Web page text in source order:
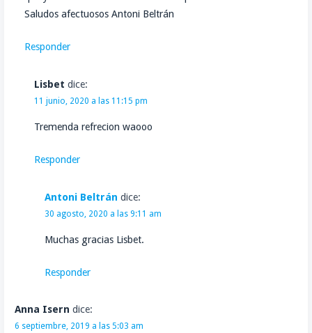
Saludos afectuosos Antoni Beltrán
Responder
Lisbet dice:
11 junio, 2020 a las 11:15 pm
Tremenda refrecion waooo
Responder
Antoni Beltrán dice:
30 agosto, 2020 a las 9:11 am
Muchas gracias Lisbet.
Responder
Anna Isern dice:
6 septiembre, 2019 a las 5:03 am